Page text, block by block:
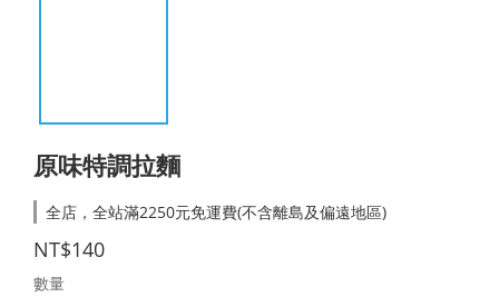
原味特調拉麵
全店，全站滿2250元免運費(不含離島及偏遠地區)
NT$140
數量